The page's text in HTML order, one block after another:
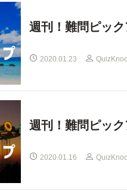
週刊！難問ピック
2020.01.23
週刊！難問ピック
2020.01.16